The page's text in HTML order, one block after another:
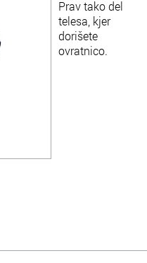
Prav tako del
telesa, kjer
dorišete
ovratnico.